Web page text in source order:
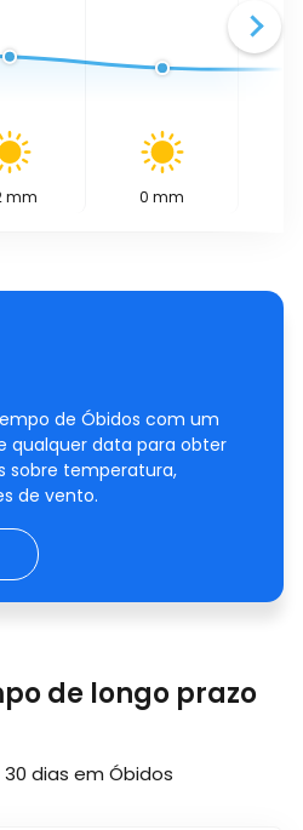
mm 0 mm
de Óbidos com um
qualquer data para obter
sobre temperatura,
de vento.
de longo prazo
dias em Óbidos